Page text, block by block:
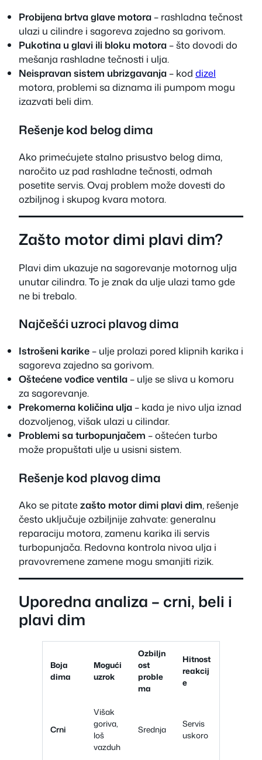
Probijena brtva glave motora– rashladna tečnost
ulazi u cilindre i sagoreva zajedno sa gorivom.
Pukotina u glavi ili bloku motora– što dovodi do
mešanja rashladne tečnosti i ulja.
Neispravan sistem ubrizgavanja– kod dizel
motora, problemi sa diznama ili pumpom mogu
izazvati beli dim.
Rešenje kod belog dima
Ako primećujete stalno prisustvo belog dima,
naročito uz pad rashladne tečnosti, odmah
posetite servis. Ovaj problem može dovesti do
ozbiljnog i skupog kvara motora.
Zašto motor dimi plavi dim?
Plavi dim ukazuje na sagorevanje motornog ulja
unutar cilindra. To je znak da ulje ulazi tamo gde
ne bi trebalo.
Najčešći uzroci plavog dima
Istrošeni karike– ulje prolazi pored klipnih karika i
sagoreva zajedno sa gorivom.
Oštećene vođice ventila– ulje se sliva u komoru
za sagorevanje.
Prekomerna količina ulja– kada je nivo ulja iznad
dozvoljenog, višak ulazi u cilindar.
Problemi sa turbopunjačem – oštećen turbo
može propuštati ulje u usisni sistem.
Rešenje kod plavog dima
Ako se pitatezašto motor dimi plavi dim, rešenje
često uključuje ozbiljnije zahvate: generalnu
reparaciju motora, zamenu karika ili servis
turbopunjača. Redovna kontrola nivoa ulja i
pravovremene zamene mogu smanjiti rizik.
Uporedna analiza – crni, beli i
plavi dim
Boja
dima
Mogući
uzrok
Ozbiljn
ost
proble
ma
Hitnost
reakcij
e
Crni
Višak
goriva,
loš
vazduh
Srednja
Servis
uskoro